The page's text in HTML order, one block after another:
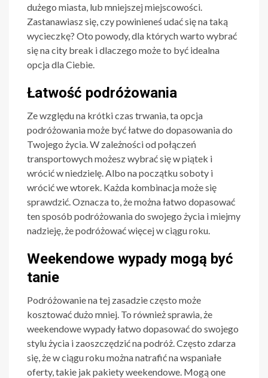
dużego miasta, lub mniejszej miejscowości.
Zastanawiasz się, czy powinieneś udać się na taką
wycieczkę? Oto powody, dla których warto wybrać
się na city break i dlaczego może to być idealna
opcja dla Ciebie.
Łatwość podróżowania
Ze względu na krótki czas trwania, ta opcja
podróżowania może być łatwe do dopasowania do
Twojego życia. W zależności od połączeń
transportowych możesz wybrać się w piątek i
wrócić w niedzielę. Albo na początku soboty i
wrócić we wtorek. Każda kombinacja może się
sprawdzić. Oznacza to, że można łatwo dopasować
ten sposób podróżowania do swojego życia i miejmy
nadzieję, że podróżować więcej w ciągu roku.
Weekendowe wypady mogą być
tanie
Podróżowanie na tej zasadzie często może
kosztować dużo mniej. To również sprawia, że
weekendowe wypady łatwo dopasować do swojego
stylu życia i zaoszczędzić na podróż. Często zdarza
się, że w ciągu roku można natrafić na wspaniałe
oferty, takie jak pakiety weekendowe. Mogą one